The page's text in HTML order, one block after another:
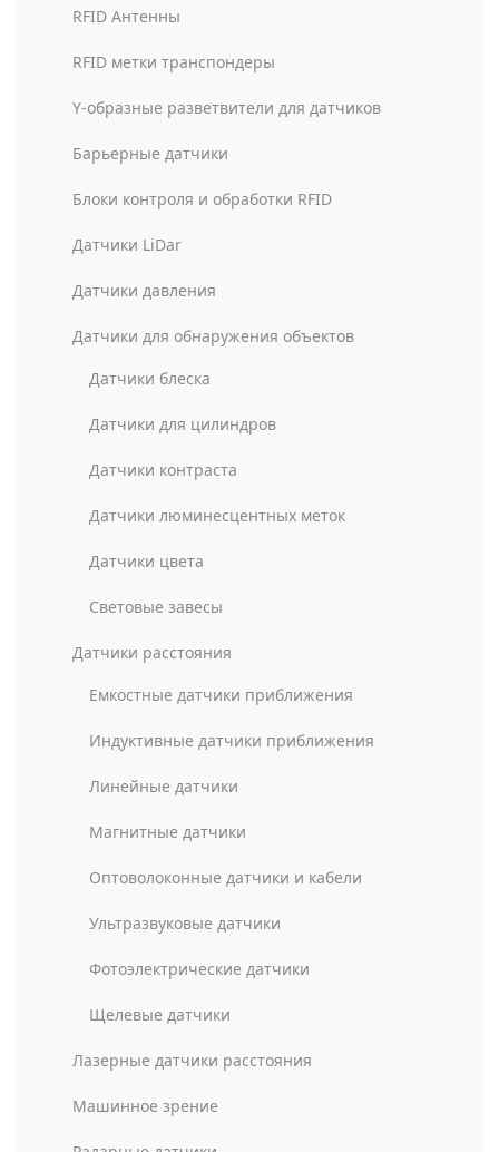
RFID Антенны
RFID метки транспондеры
Y-образные разветвители для датчиков
Барьерные датчики
Блоки контроля и обработки RFID
Датчики LiDar
Датчики давления
Датчики для обнаружения объектов
Датчики блеска
Датчики для цилиндров
Датчики контраста
Датчики люминесцентных меток
Датчики цвета
Световые завесы
Датчики расстояния
Емкостные датчики приближения
Индуктивные датчики приближения
Линейные датчики
Магнитные датчики
Оптоволоконные датчики и кабели
Ультразвуковые датчики
Фотоэлектрические датчики
Щелевые датчики
Лазерные датчики расстояния
Машинное зрение